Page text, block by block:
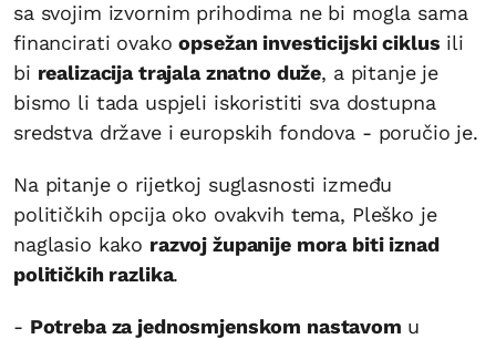
sa svojim izvornim prihodima ne bi mogla sama
financirati ovakoopsežan investicijski ciklus ili
bi realizacija trajala znatno duže, a pitanje je
bismo li tada uspjeli iskoristiti sva dostupna
sredstva države i europskih fondova - poručio je.
Na pitanje o rijetkoj suglasnosti između
političkih opcija oko ovakvih tema, Pleško je
naglasio kako razvoj županije mora biti iznad
političkih razlika.
- Potreba za jednosmjenskom nastavom u